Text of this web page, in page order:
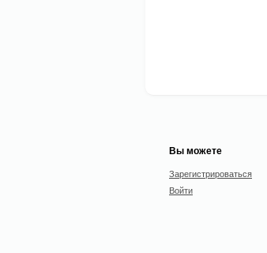
Вы можете
Зарегистрироваться
Войти